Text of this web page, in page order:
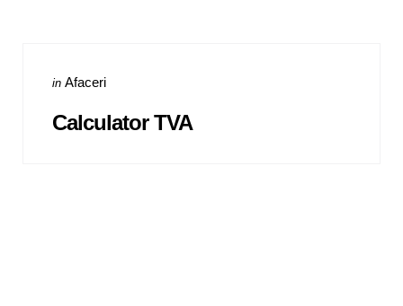
Categories
Posted
in Afaceri
Calculator TVA